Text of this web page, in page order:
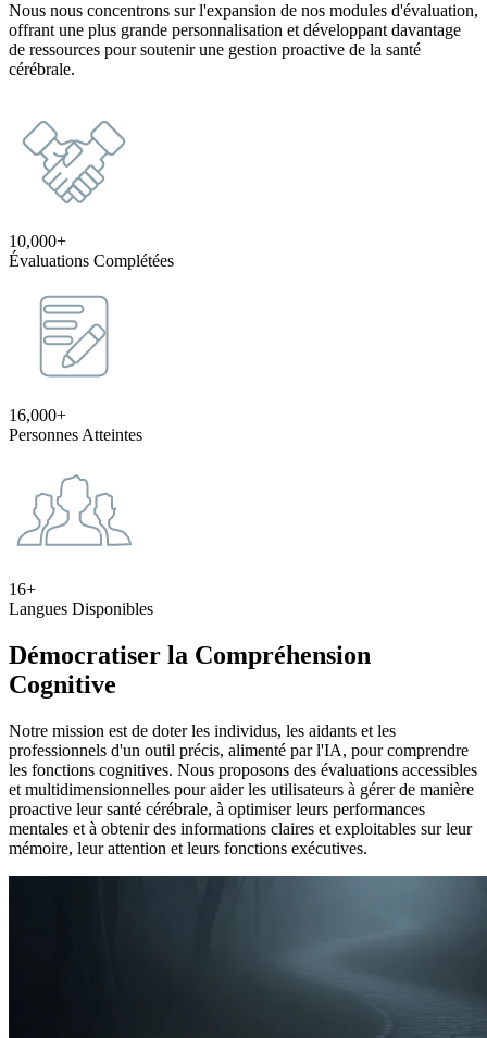
Nous nous concentrons sur l'expansion de nos modules d'évaluation,
offrant une plus grande personnalisation et développant davantage
de ressources pour soutenir une gestion proactive de la santé
cérébrale.
10,000+
Évaluations Complétées
16,000+
Personnes Atteintes
16+
Langues Disponibles
Démocratiser la Compréhension
Cognitive
Notre mission est de doter les individus, les aidants et les
professionnels d'un outil précis, alimenté par l'IA, pour comprendre
les fonctions cognitives. Nous proposons des évaluations accessibles
et multidimensionnelles pour aider les utilisateurs à gérer de manière
proactive leur santé cérébrale, à optimiser leurs performances
mentales et à obtenir des informations claires et exploitables sur leur
mémoire, leur attention et leurs fonctions exécutives.